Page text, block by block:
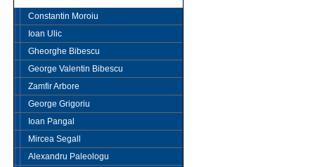
Constantin Moroiu
Ioan Ulic
Gheorghe Bibescu
George Valentin Bibescu
Zamfir Arbore
George Grigoriu
Ioan Pangal
Mircea Segall
Alexandru Paleologu